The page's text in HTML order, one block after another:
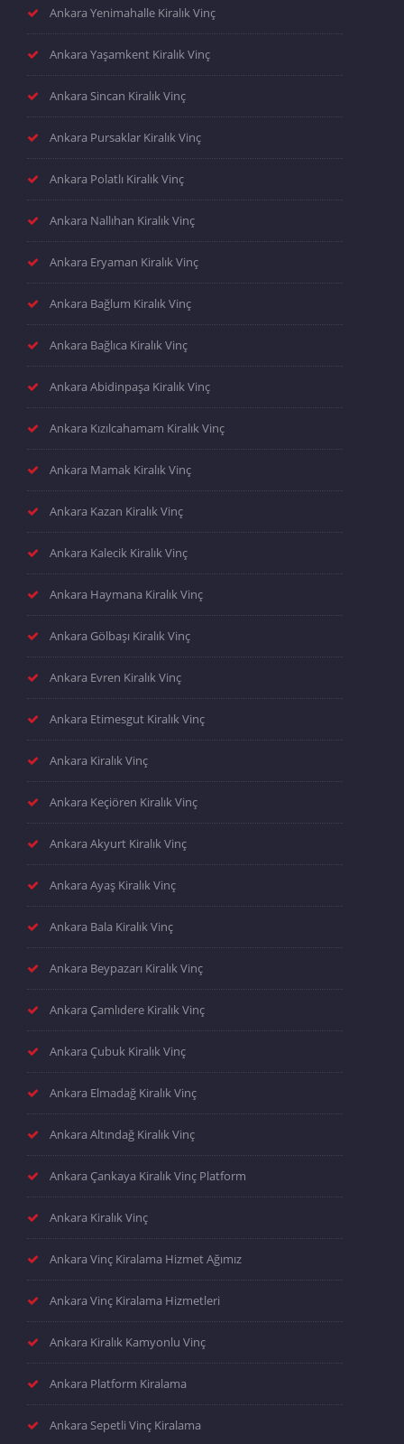
Ankara Yenimahalle Kiralık Vinç
Ankara Yaşamkent Kiralık Vinç
Ankara Sincan Kiralık Vinç
Ankara Pursaklar Kiralık Vinç
Ankara Polatlı Kiralık Vinç
Ankara Nallıhan Kiralık Vinç
Ankara Eryaman Kiralık Vinç
Ankara Bağlum Kiralık Vinç
Ankara Bağlıca Kiralık Vinç
Ankara Abidinpaşa Kiralık Vinç
Ankara Kızılcahamam Kiralık Vinç
Ankara Mamak Kiralık Vinç
Ankara Kazan Kiralık Vinç
Ankara Kalecik Kiralık Vinç
Ankara Haymana Kiralık Vinç
Ankara Gölbaşı Kiralık Vinç
Ankara Evren Kiralık Vinç
Ankara Etimesgut Kiralık Vinç
Ankara Kiralık Vinç
Ankara Keçiören Kiralık Vinç
Ankara Akyurt Kiralık Vinç
Ankara Ayaş Kiralık Vinç
Ankara Bala Kiralık Vinç
Ankara Beypazarı Kiralık Vinç
Ankara Çamlıdere Kiralık Vinç
Ankara Çubuk Kiralık Vinç
Ankara Elmadağ Kiralık Vinç
Ankara Altındağ Kiralık Vinç
Ankara Çankaya Kiralık Vinç Platform
Ankara Kiralık Vinç
Ankara Vinç Kiralama Hizmet Ağımız
Ankara Vinç Kiralama Hizmetleri
Ankara Kiralık Kamyonlu Vinç
Ankara Platform Kiralama
Ankara Sepetli Vinç Kiralama